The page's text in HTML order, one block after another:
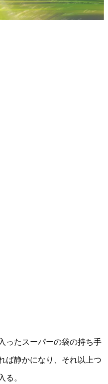
ったスーパーの袋の持ち手
ば静かになり、それ以上つ
る。